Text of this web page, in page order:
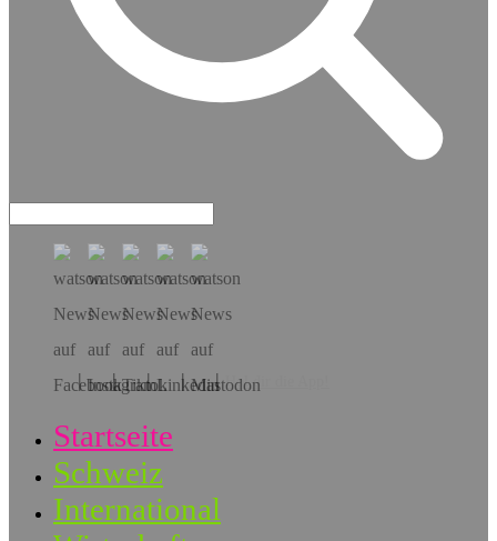
Hol dir die App!
Startseite
Schweiz
International